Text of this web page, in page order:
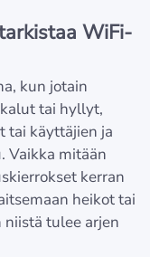
WiFi-
kun jotain
tai hyllyt,
tai käyttäjien ja
Vaikka mitään
kerran
heikot tai
niistä tulee arjen